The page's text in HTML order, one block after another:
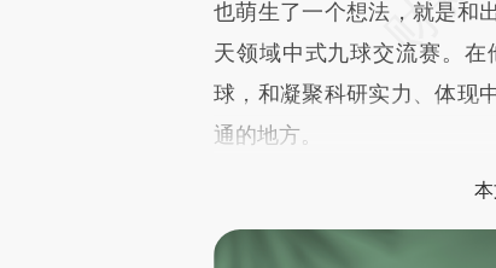
也萌生了一个想法，就是和
天领域中式九球交流赛。
球，和凝聚科研实力、体现
通的地方。